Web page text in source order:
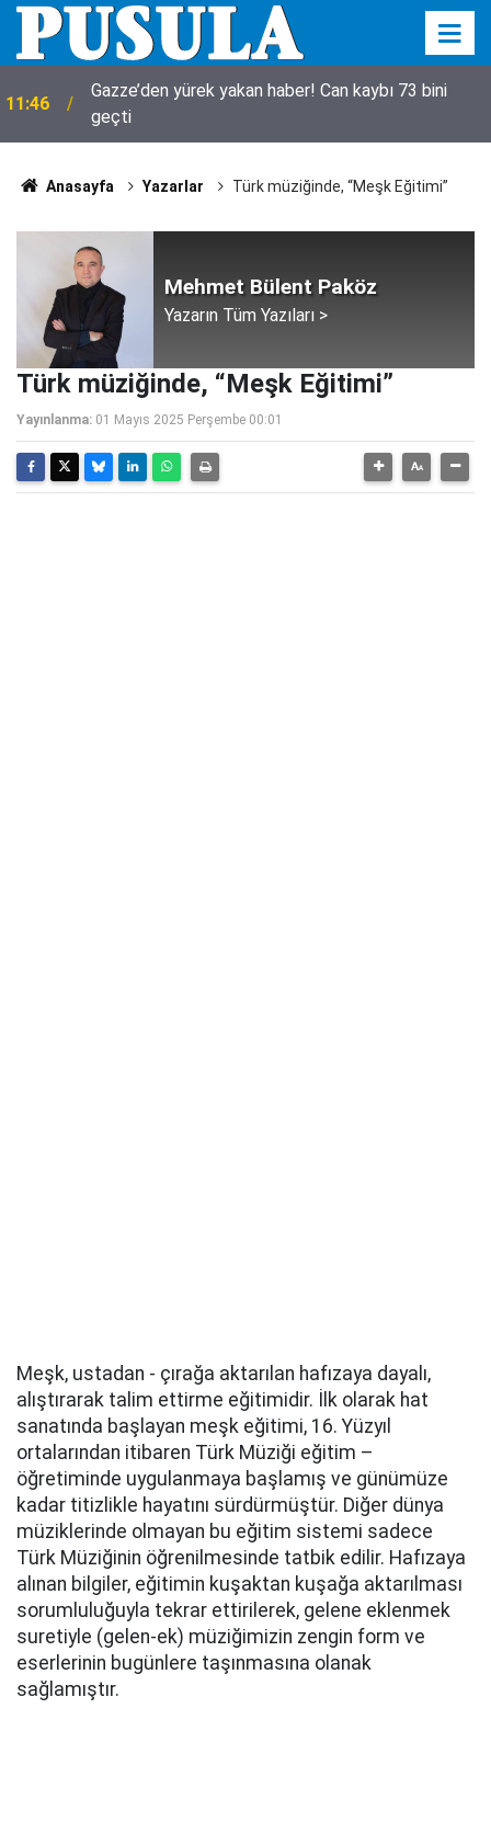
11:46
Gazze’den yürek yakan haber! Can kaybı 73 bini
geçti
Anasayfa Yazarlar Türk müziğinde, “Meşk Eğitimi”
Mehmet Bülent Paköz
Yazarın Tüm Yazıları >
Türk müziğinde, “Meşk Eğitimi”
Yayınlanma: 01 Mayıs 2025 Perşembe 00:01
Meşk, ustadan - çırağa aktarılan hafızaya dayalı,
alıştırarak talim ettirme eğitimidir. İlk olarak hat
sanatında başlayan meşk eğitimi, 16. Yüzyıl
ortalarından itibaren Türk Müziği eğitim –
öğretiminde uygulanmaya başlamış ve günümüze
kadar titizlikle hayatını sürdürmüştür. Diğer dünya
müziklerinde olmayan bu eğitim sistemi sadece
Türk Müziğinin öğrenilmesinde tatbik edilir. Hafızaya
alınan bilgiler, eğitimin kuşaktan kuşağa aktarılması
sorumluluğuyla tekrar ettirilerek, gelene eklenmek
suretiyle (gelen-ek) müziğimizin zengin form ve
eserlerinin bugünlere taşınmasına olanak
sağlamıştır.